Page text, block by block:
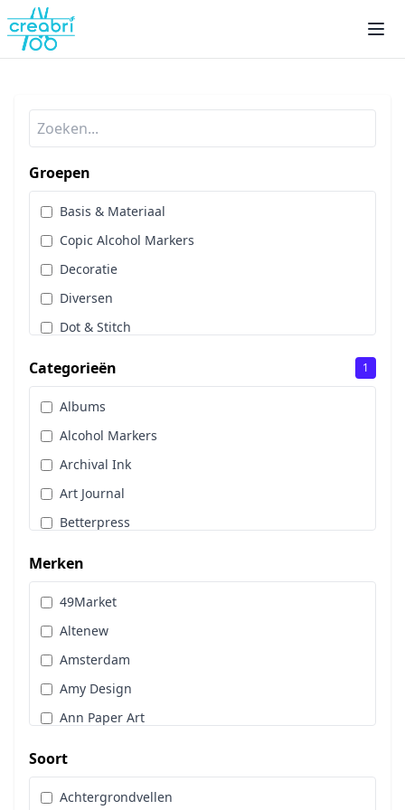
Groepen
Basis & Materiaal
Copic Alcohol Markers
Decoratie
Diversen
Dot & Stitch
Sale
Stans, Embos & Stencils
Stempels
Workshoppakket
Pan Pastel
Categorieën 1
Albums
Alcohol Markers
Archival Ink
Art Journal
Betterpress
Brads
Cadence
Designpapier
Distress Oxide Spray
Distress Spritz
Divers
Dot & Do
Embossingpoeder
Merken
49Market
Altenew
Amsterdam
Amy Design
Ann Paper Art
Art Impressions
Art Journaling
Soort
Achtergrondvellen